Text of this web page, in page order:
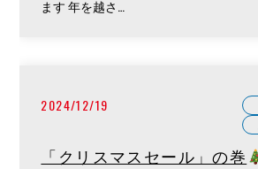
ます 年を越さ…
2024/12/19
「クリスマスセール」の巻